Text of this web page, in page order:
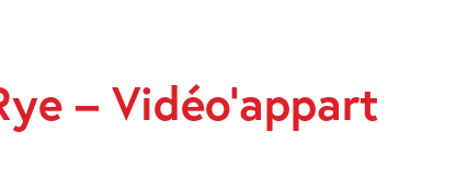
– Vidéo’appart